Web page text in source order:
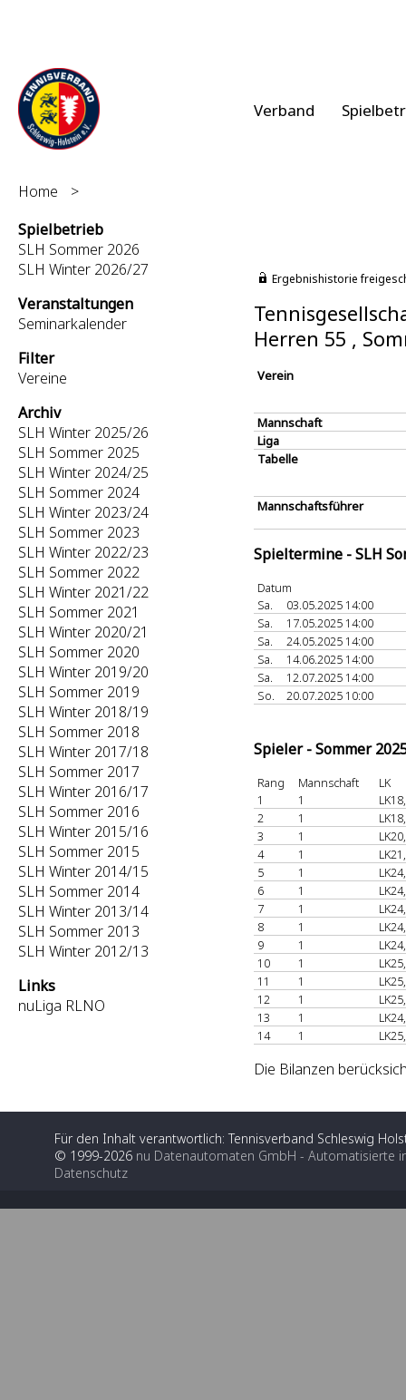
Verband
Home
>
Spielbetrieb
SLH Sommer 2026
SLH Winter 2026/27
Veranstaltungen
Seminarkalender
Filter
Vereine
Archiv
SLH Winter 2025/26
SLH Sommer 2025
SLH Winter 2024/25
SLH Sommer 2024
SLH Winter 2023/24
SLH Sommer 2023
SLH Winter 2022/23
SLH Sommer 2022
SLH Winter 2021/22
SLH Sommer 2021
SLH Winter 2020/21
SLH Sommer 2020
SLH Winter 2019/20
SLH Sommer 2019
SLH Winter 2018/19
SLH Sommer 2018
SLH Winter 2017/18
SLH Sommer 2017
SLH Winter 2016/17
SLH Sommer 2016
SLH Winter 2015/16
SLH Sommer 2015
SLH Winter 2014/15
SLH Sommer 2014
SLH Winter 2013/14
SLH Sommer 2013
SLH Winter 2012/13
Links
nuLiga RLNO
Ergebnishistorie
Herren 55 ,
Verein
Mannschaft
Liga
Tabelle
Mannschaftsführer
Spieltermine - SLH
Datum
Sa.
03.05.2025 14:00
Sa.
17.05.2025 14:00
Sa.
24.05.2025 14:00
Sa.
14.06.2025 14:00
Sa.
12.07.2025 14:00
So.
20.07.2025 10:00
Spieler - Sommer
Rang Mannschaft
LK
1
1
2
1
3
1
4
1
5
1
6
1
7
1
8
1
9
1
10
1
11
1
12
1
13
1
14
1
Die Bilanzen
Für den Inhalt verantwortlich: Tennisverband Schleswig
© 1999-2026 nu Datenautomaten GmbH - Automatisierte
Datenschutz